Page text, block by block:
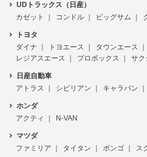
UDトラックス（日産）
カゼット
コンドル ビッグサム
トヨタ
ダイナ
トヨエース タウンエース
レジアスエース
プロボックス サク
日産自動車
アトラス
シビリアン キャラバン
ホンダ
アクティ
N-VAN
マツダ
ファミリア
タイタン ボンゴ ス